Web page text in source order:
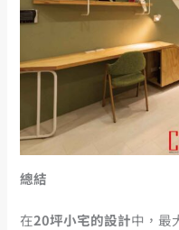
總結
在20坪小宅的設計中，最